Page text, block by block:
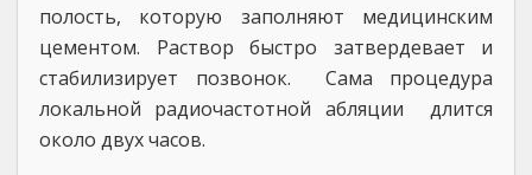
полость, которую заполняют медицинским
цементом. Раствор быстро затвердевает и
стабилизирует позвонок. Сама процедура
локальной радиочастотной абляции длится
около двух часов.